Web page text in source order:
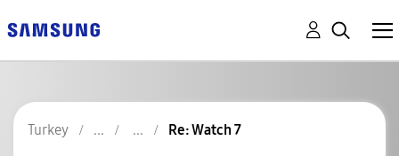
Turkey Re: Watch 7